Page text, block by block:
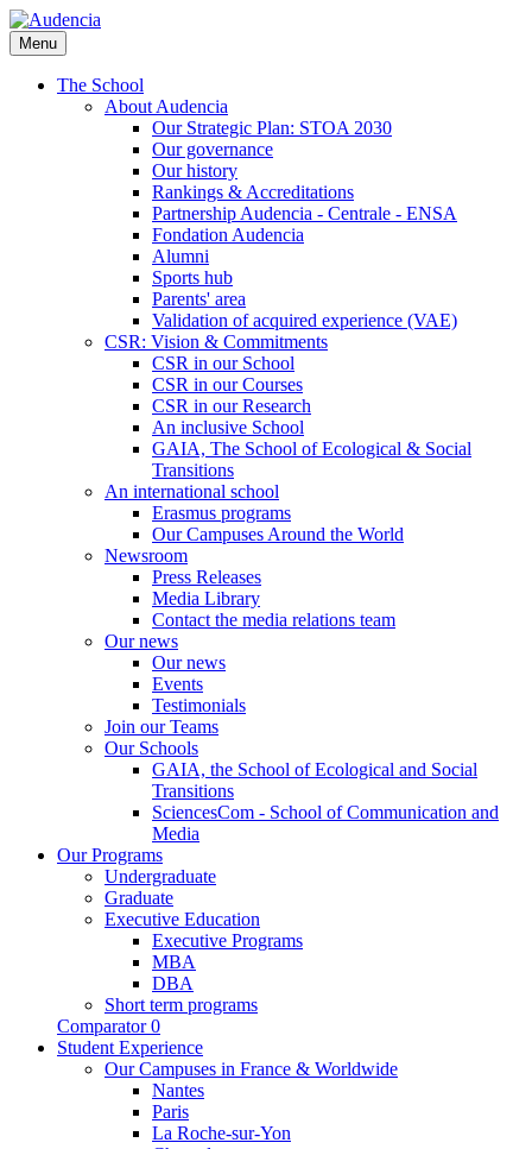
Skip
to
main
content
Menu
The School
About Audencia
Our Strategic Plan: STOA 2030
Our governance
Our history
Rankings & Accreditations
Partnership Audencia - Centrale - ENSA
Fondation Audencia
Alumni
Sports hub
Parents' area
Validation of acquired experience (VAE)
CSR: Vision & Commitments
CSR in our School
CSR in our Courses
CSR in our Research
An inclusive School
GAIA, The School of Ecological & Social
Transitions
An international school
Erasmus programs
Our Campuses Around the World
Newsroom
Press Releases
Media Library
Contact the media relations team
Our news
Our news
Events
Testimonials
Join our Teams
Our Schools
GAIA, the School of Ecological and Social
Transitions
SciencesCom - School of Communication and
Media
Our Programs
Undergraduate
Graduate
Executive Education
Executive Programs
MBA
DBA
Short term programs
Comparator 0
Student Experience
Our Campuses in France & Worldwide
Nantes
Paris
La Roche-sur-Yon